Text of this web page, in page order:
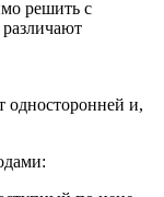
решить с
односторонней и,